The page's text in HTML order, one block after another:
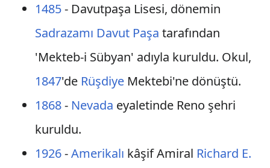
1485- Davutpaşa Lisesi, dönemin
Sadrazamı Davut Paşa tarafından
'Mekteb-i Sübyan' adıyla kuruldu. Okul,
1847'de RüşdiyeMektebi'ne dönüştü.
1868- Nevada eyaletinde Reno şehri
kuruldu.
1926-Amerikalı kâşif Amiral Richard E.